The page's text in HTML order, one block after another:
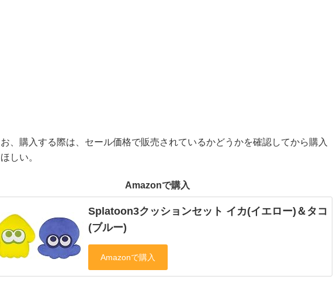
、購入する際は、セール価格で販売されているかどうかを確認してから購入
しい。
Amazonで購入
Splatoon3クッションセット イカ(イエロー)＆タコ
(ブルー)